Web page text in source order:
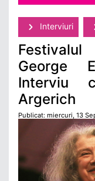
Interviuri
George
Interviu
Argerich
Publicat: miercuri, 13